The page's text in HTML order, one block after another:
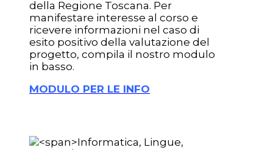
della Regione Toscana. Per
manifestare interesse al corso e
ricevere informazioni nel caso di
esito positivo della valutazione del
progetto, compila il nostro modulo
in basso.
MODULO PER LE INFO